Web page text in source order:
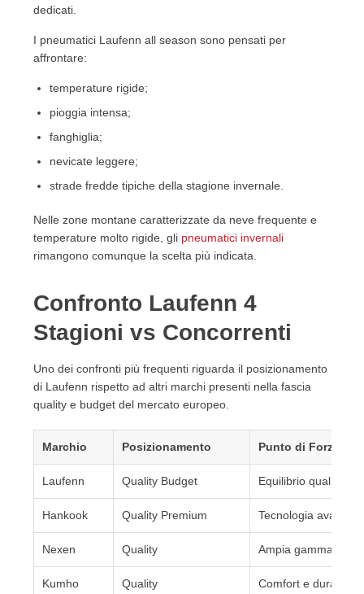
dedicati.
I pneumatici Laufenn all season sono pensati per
affrontare:
temperature rigide;
pioggia intensa;
fanghiglia;
nevicate leggere;
strade fredde tipiche della stagione invernale.
Nelle zone montane caratterizzate da neve frequente e
temperature molto rigide, gli pneumatici invernali
rimangono comunque la scelta più indicata.
Confronto Laufenn 4
Stagioni vs Concorrenti
Uno dei confronti più frequenti riguarda il posizionamento
di Laufenn rispetto ad altri marchi presenti nella fascia
quality e budget del mercato europeo.
Marchio Posizionamento Punto di Forza
Laufenn Quality Budget Equilibrio qualità/
Hankook Quality Premium Tecnologia avanzata
Nexen Quality Ampia gamma
Kumho Quality Comfort e durata